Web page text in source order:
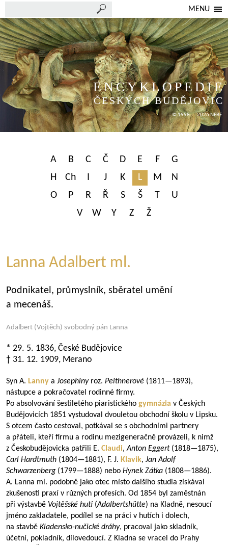
MENU
ENCYKLOPEDIE
ČESKÝCH BUDĚJOVIC
© 1998 — 2026 NEBE
A B C Č D E F
G
H
Ch I J K L M
N
O
P R Ř S Š T
U
V
W Y Z Ž
Lanna Adalbert ml.
Podnikatel, průmyslník, sběratel umění
a mecenáš.
Adalbert (Vojtěch) svobodný pán Lanna
* 29. 5. 1836, České Budějovice
† 31. 12. 1909, Merano
Syn A. Lanny a Josephinyroz. Peithnerové (1811—1893),
nástupce a pokračovatel rodinné firmy.
Po absolvování šestiletého piaristického gymnázia v Českých
Budějovicích 1851 vystudoval dvouletou obchodní školu v Lipsku.
S otcem často cestoval, potkával se s obchodními partnery
a přáteli, kteří firmu a rodinu mezigeneračně provázeli, k nimž
z Českobudějovicka patřili E. Claudi,Anton Eggert(1818—1875),
Carl Hardtmuth (1804—1881), F. J. Klavik, Jan Adolf
Schwarzenberg (1799—1888) nebo Hynek Zátka (1808—1886).
A. Lanna ml. podobně jako otec místo dalšího studia získával
zkušenosti praxí v různých profesích. Od 1854 byl zaměstnán
při výstavbě Vojtěšské huti (Adalbertshütte) na Kladně, nesoucí
jméno zakladatele, podílel se na práci v hutích i dolech,
na stavbě Kladensko-nučické dráhy, pracoval jako skladník,
účetní, pokladník, dílovedoucí. Z Kladna se vracel do Prahy